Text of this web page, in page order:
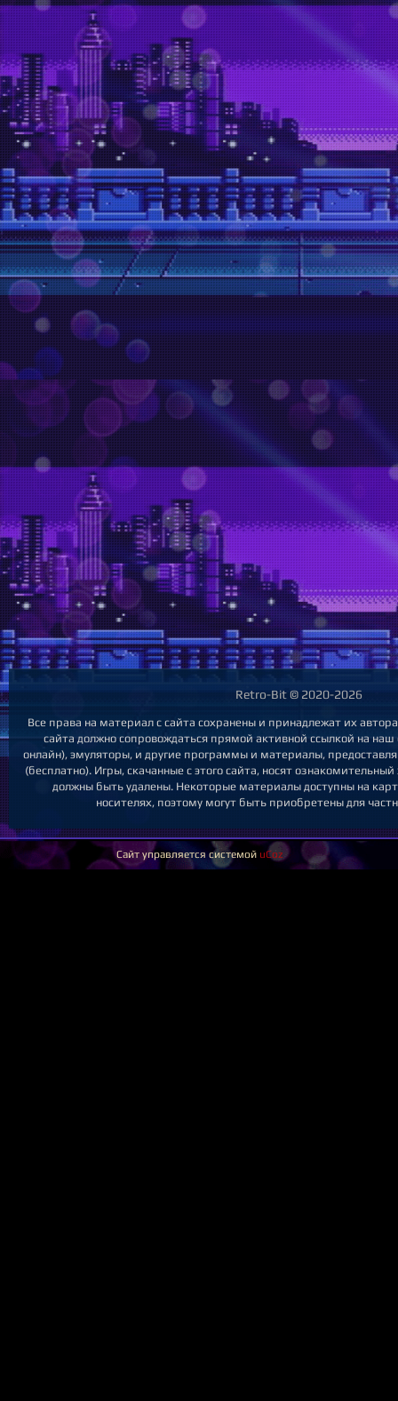
Retro-Bit © 2020-2026
Все права на материал с сайта сохранены и принадлежат их
сайта должно сопровождаться прямой активной ссылкой на наш
онлайн), эмуляторы, и другие программы и материалы,
(бесплатно). Игры, скачанные с этого сайта, носят
должны быть удалены. Некоторые материалы доступны на
носителях, поэтому могут быть приобретены для
Сайт управляется системой uCoz